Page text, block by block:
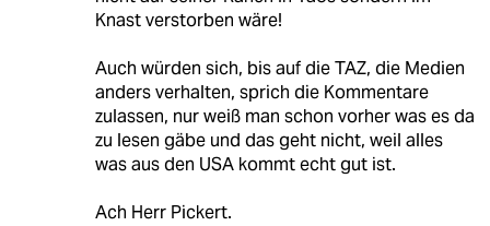
Knast verstorben wäre!
Auch würden sich, bis auf die TAZ, die Medien
anders verhalten, sprich die Kommentare
zulassen, nur weiß man schon vorher was es da
zu lesen gäbe und das geht nicht, weil alles
was aus den USA kommt echt gut ist.
Ach Herr Pickert.